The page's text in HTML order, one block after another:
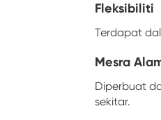
Fleksibiliti
Terdapat
Mesra
Diperbuat
sekitar.